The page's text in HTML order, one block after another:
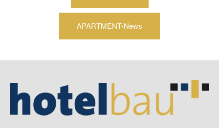
APARTMENT-News